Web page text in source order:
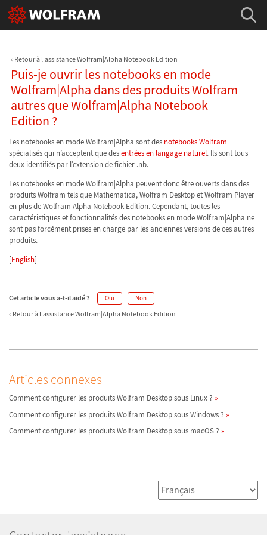
Retour à l'assistance Wolfram|Alpha Notebook Edition
Puis-je ouvrir les notebooks en mode
Wolfram|Alpha dans des produits Wolfram
autres que Wolfram|Alpha Notebook
Edition ?
Les notebooks en mode Wolfram|Alpha sont des notebooks Wolfram
spécialisés qui n’acceptent que desentrées en langage naturel. Ils sont tous
deux identifiés par l’extension de fichier .nb.
Les notebooks en mode Wolfram|Alpha peuvent donc être ouverts dans des
produits Wolfram tels que Mathematica, Wolfram Desktop et Wolfram Player
en plus de Wolfram|Alpha Notebook Edition. Cependant, toutes les
caractéristiques et fonctionnalités des notebooks en mode Wolfram|Alpha ne
sont pas forcément prises en charge par les anciennes versions de ces autres
produits.
[English]
Cet article vous a-t-il aidé ? Oui Non
Retour à l'assistance Wolfram|Alpha Notebook Edition
Articles connexes
Comment configurer les produits Wolfram Desktop sous Linux ?
Comment configurer les produits Wolfram Desktop sous Windows ?
Comment configurer les produits Wolfram Desktop sous macOS ?